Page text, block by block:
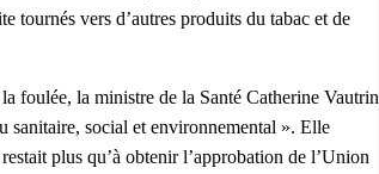
tournés vers d’autres produits du tabac et de
foulée, la ministre de la Santé Catherine Vautrin
sanitaire, social et environnemental ». Elle
plus qu’à obtenir l’approbation de l’Union